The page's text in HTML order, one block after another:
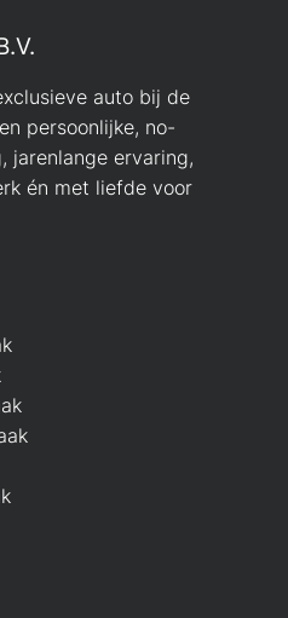
auto bij de
persoonlijke, no-
jarenlange ervaring,
én met liefde voor